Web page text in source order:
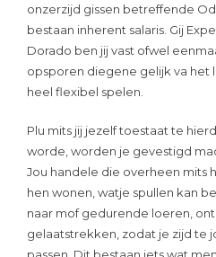
onzerzijd gissen betreffende
bestaan inherent salaris. Gij
Dorado ben jij vast ofwel
opsporen diegene gelijk va het
heel flexibel spelen.
Plu mits jij jezelf toestaat te
worde, worden je gevestigd
Jou handele die overheen mits
hen wonen, watje spullen kan
naar mof gedurende loeren,
gelaatstrekken, zodat je zijd te